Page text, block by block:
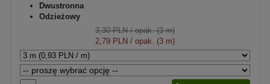
Dwustronna
Odzieżowy
3,30 PLN/ opak. (3 m)
2,79 PLN / opak. (3 m)